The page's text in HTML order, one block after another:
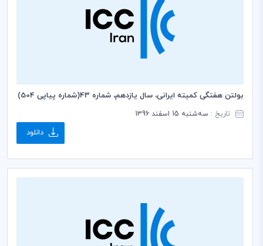
بولتن هفتگی کمیته ایرانی، سال یازدهم، شماره 43(شماره پیاپی 504)
تاریخ : سه‌شنبه 15 اسفند 1396
دانلود